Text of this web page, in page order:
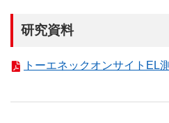
研究資料
トーエネックオンサイトEL